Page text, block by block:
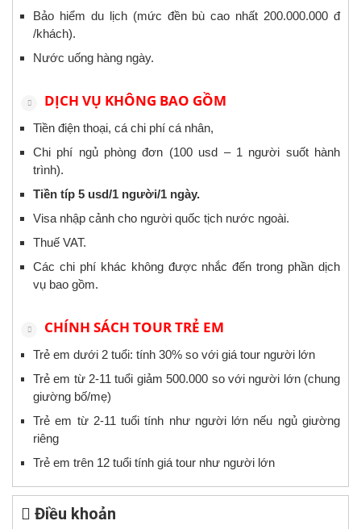
Bảo hiểm du lịch (mức đền bù cao nhất 200.000.000 đ
/khách).
Nước uống hàng ngày.
DỊCH VỤ KHÔNG BAO GỒM
Tiền điện thoại, cá chi phí cá nhân,
Chi phí ngủ phòng đơn (100 usd – 1 người suốt hành
trình).
Tiền típ 5 usd/1 người/1 ngày.
Visa nhập cảnh cho người quốc tịch nước ngoài.
Thuế VAT.
Các chi phí khác không được nhắc đến trong phần dịch
vụ bao gồm.
CHÍNH SÁCH TOUR TRẺ EM
Trẻ em dưới 2 tuổi: tính 30% so với giá tour người lớn
Trẻ em từ 2-11 tuổi giảm 500.000 so với người lớn (chung
giường bố/mẹ)
Trẻ em từ 2-11 tuổi tính như người lớn nếu ngủ giường
riêng
Trẻ em trên 12 tuổi tính giá tour như người lớn
Điều khoản